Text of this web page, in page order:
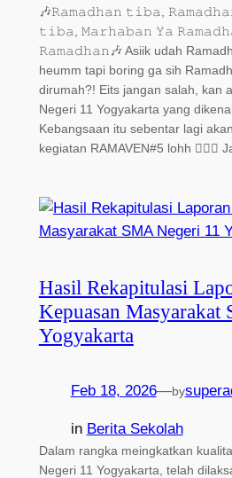
🎶𝚁𝚊𝚖𝚊𝚍𝚑𝚊𝚗 𝚝𝚒𝚋𝚊,
𝚝𝚒𝚋𝚊, 𝙼𝚊𝚛𝚑𝚊𝚋𝚊𝚗 𝚈𝚊
𝚁𝚊𝚖𝚊𝚍𝚑𝚊𝚗🎶 Asiik udah
heumm tapi boring ga sih
dirumah?! Eits jangan salah, kan
Negeri 11 Yogyakarta yang
Kebangsaan itu sebentar lagi
kegiatan RAMAVEN#5 lohh 😵‍💫💥
Hasil Rekapitulasi
Kepuasan Masyarakat
Yogyakarta
Feb 18, 2026—by
in Berita Sekolah
Dalam rangka meingkatkan
Negeri 11 Yogyakarta, telah